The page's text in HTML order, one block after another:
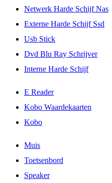
Netwerk Harde Schijf Nas
Externe Harde Schijf Ssd
Usb Stick
Dvd Blu Ray Schrijver
Interne Harde Schijf
E Reader
Kobo Waardekaarten
Kobo
Muis
Toetsenbord
Speaker